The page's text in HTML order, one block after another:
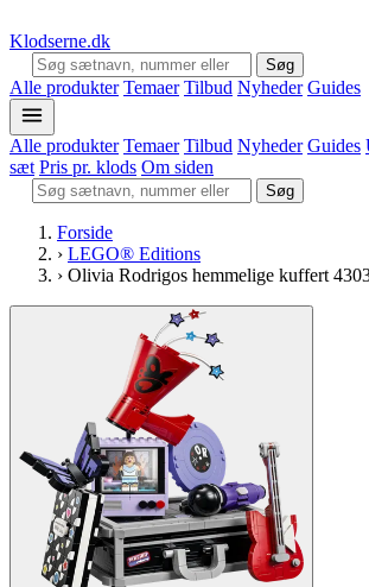
Klodserne.dk
Søg
Alle produkter Temaer Tilbud Nyheder Guides
Alle produkter Temaer Tilbud Nyheder Guides
sæt Pris pr. klods Om siden
Søg
Forside
› LEGO® Editions
› Olivia Rodrigos hemmelige kuffert